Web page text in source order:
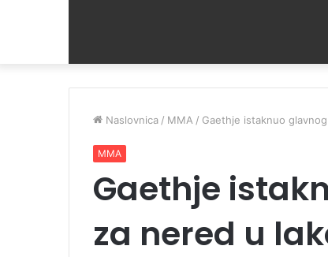
Naslovnica / MMA / Gaethje istaknuo
MMA
Gaethje
za nered u